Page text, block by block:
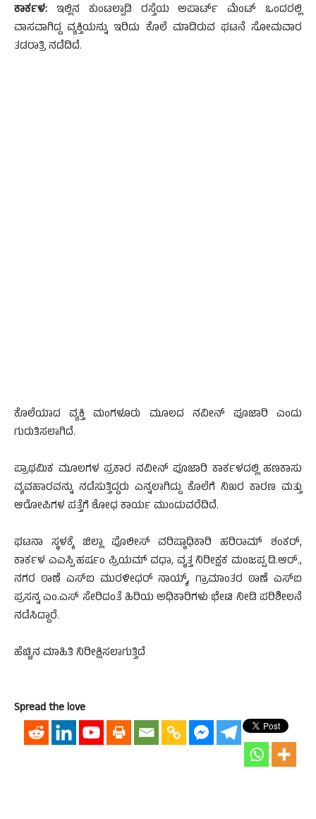
ಕಾರ್ಕಳ: ಇಲ್ಲಿನ ಕುಂಟಲ್ಪಾಡಿ ರಸ್ತೆಯ ಅಪಾರ್ಟ್ ಮೆಂಟ್ ಒಂದರಲ್ಲಿ
ವಾಸವಾಗಿದ್ದ ವ್ಯಕ್ತಿಯನ್ನು ಇರಿದು ಕೊಲೆ ಮಾಡಿರುವ ಘಟನೆ ಸೋಮವಾರ
ತಡರಾತ್ರಿ ನಡೆದಿದೆ.
ಕೊಲೆಯಾದ ವ್ಯಕ್ತಿ ಮಂಗಳೂರು ಮೂಲದ ನವೀನ್ ಪೂಜಾರಿ ಎಂದು
ಗುರುತಿಸಲಾಗಿದೆ.
ಪ್ರಾಥಮಿಕ ಮೂಲಗಳ ಪ್ರಕಾರ ನವೀನ್ ಪೂಜಾರಿ ಕಾರ್ಕಳದಲ್ಲಿ ಹಣಕಾಸು
ವ್ಯವಹಾರವನ್ನು ನಡೆಸುತ್ತಿದ್ದರು ಎನ್ನಲಾಗಿದ್ದು ಕೊಲೆಗೆ ನಿಖರ ಕಾರಣ ಮತ್ತು
ಆರೋಪಿಗಳ ಪತ್ತೆಗೆ ಶೋಧ ಕಾರ್ಯ ಮುಂದುವರೆದಿದೆ.
ಘಟನಾ ಸ್ಥಳಕ್ಕೆ ಜಿಲ್ಲಾ ಪೊಲೀಸ್ ವರಿಷ್ಠಾಧಿಕಾರಿ ಹರಿರಾಮ್ ಶಂಕರ್,
ಕಾರ್ಕಳ ಎಎಸ್ಪಿ ಹರ್ಷಂ ಪ್ರಿಯಮ್ ವಧಾ, ವೃತ್ತ ನಿರೀಕ್ಷಕ ಮಂಜಪ್ಪ ಡಿ.ಆರ್.,
ನಗರ ಠಾಣೆ ಎಸ್ಐ ಮುರಳೀಧರ್ ನಾಯ್ಕ್, ಗ್ರಾಮಾಂತರ ಠಾಣೆ ಎಸ್ಐ
ಪ್ರಸನ್ನ ಎಂ.ಎಸ್ ಸೇರಿದಂತೆ ಹಿರಿಯ ಅಧಿಕಾರಿಗಳು ಭೇಟಿ ನೀಡಿ ಪರಿಶೀಲನೆ
ನಡೆಸಿದ್ದಾರೆ.
ಹೆಚ್ಚಿನ ಮಾಹಿತಿ ನಿರೀಕ್ಷಿಸಲಾಗುತ್ತಿದೆ
Spread the love